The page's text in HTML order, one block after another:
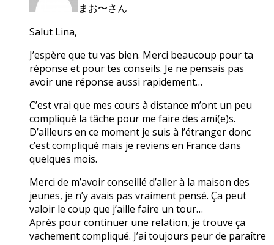
まお〜さん
Salut Lina,
J’espère que tu vas bien. Merci beaucoup pour ta
réponse et pour tes conseils. Je ne pensais pas
avoir une réponse aussi rapidement…
C’est vrai que mes cours à distance m’ont un peu
compliqué la tâche pour me faire des ami(e)s.
D’ailleurs en ce moment je suis à l’étranger donc
c’est compliqué mais je reviens en France dans
quelques mois.
Merci de m’avoir conseillé d’aller à la maison des
jeunes, je n’y avais pas vraiment pensé. Ça peut
valoir le coup que j’aille faire un tour…
Après pour continuer une relation, je trouve ça
vachement compliqué. J’ai toujours peur de paraître